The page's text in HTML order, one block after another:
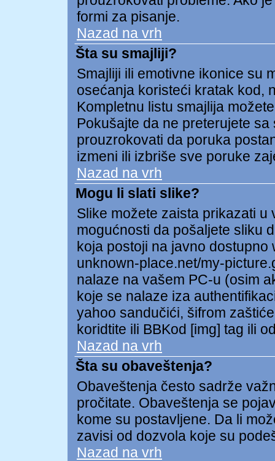
formi za pisanje.
Nazad na vrh
Šta su smajliji?
Smajliji ili emotivne ikonice su
osećanja koristeći kratak kod,
Kompletnu listu smajlija
Pokušajte da ne preterujete
prouzrokovati da poruka
izmeni ili izbriše sve poruke
Nazad na vrh
Mogu li slati slike?
Slike možete zaista prikazati
mogućnosti da pošaljete sliku
koja postoji na javno
unknown-place.net/my-
nalaze na vašem PC-u (osim
koje se nalaze iza
yahoo sandučići, šifrom
koridtite ili BBKod [img] tag ili
Nazad na vrh
Šta su obaveštenja?
Obaveštenja često sadrže
pročitate. Obaveštenja se
kome su postavljene. Da li
zavisi od dozvola koje su
Nazad na vrh